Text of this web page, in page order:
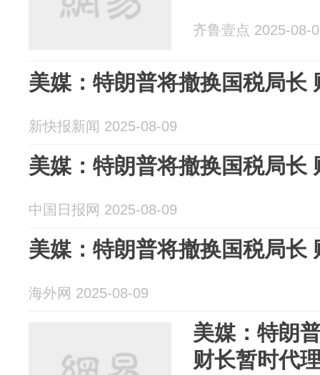
齐鲁壹点 2025-08-
美媒：特朗普将撤换国税局长
新快报新闻 2025-08-09
美媒：特朗普将撤换国税局长
中国日报网 2025-08-09
美媒：特朗普将撤换国税局长
海外网 2025-08-09
美媒：特朗
财长暂时代